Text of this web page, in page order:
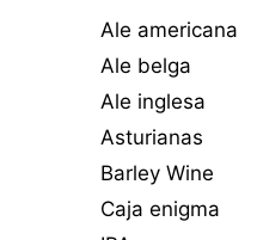
Ale americana
Ale belga
Ale inglesa
Asturianas
Barley Wine
Caja enigma